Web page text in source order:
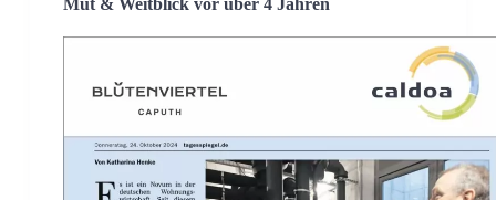
Mut & Weitblick vor über 4 Jahren